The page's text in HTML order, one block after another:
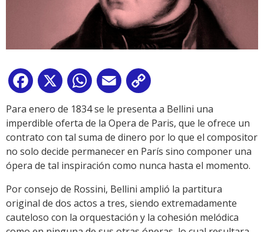
Facebook
X WhatsApp
Email
Link
Para enero de 1834 se le presenta a Bellini una
imperdible oferta de la Opera de Paris, que le ofrece un
contrato con tal suma de dinero por lo que el compositor
no solo decide permanecer en París sino componer una
ópera de tal inspiración como nunca hasta el momento.
Por consejo de Rossini, Bellini amplió la partitura
original de dos actos a tres, siendo extremadamente
cauteloso con la orquestación y la cohesión melódica